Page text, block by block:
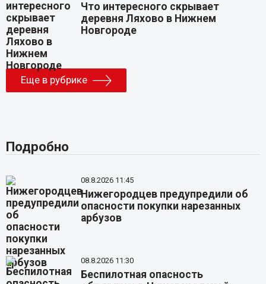
Что интересного скрывает
деревня Ляхово в Нижнем
Новгороде
Еще в рубрике
Подробно
08.8.2026 11:45
Нижегородцев предупредили об
опасности покупки нарезанных
арбузов
08.8.2026 11:30
Беспилотная опасность